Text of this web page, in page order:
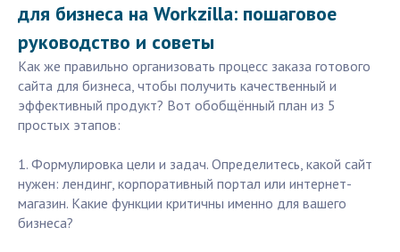
для бизнеса на Workzilla: пошаговое
руководство и советы
Как же правильно организовать процесс заказа готового
сайта для бизнеса, чтобы получить качественный и
эффективный продукт? Вот обобщённый план из 5
простых этапов:
1. Формулировка цели и задач. Определитесь, какой сайт
нужен: лендинг, корпоративный портал или интернет-
магазин. Какие функции критичны именно для вашего
бизнеса?